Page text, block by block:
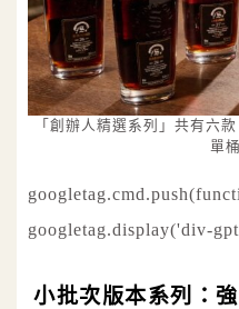
「創辦人精選系列」共有六
單
googletag.display('div-
小批次版本系列：